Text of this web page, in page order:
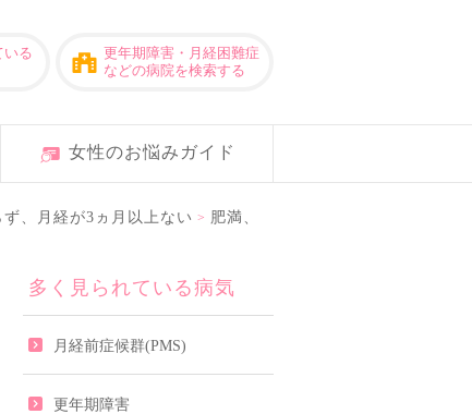
いる
更年期障害・月経困難症
などの病院を検索する
女性のお悩みガイド
、月経が3ヵ月以上ない > 肥満、
多く見られている病気
月経前症候群(PMS)
更年期障害